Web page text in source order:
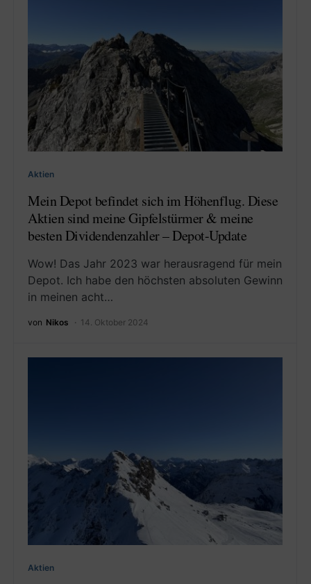
Aktien
Mein Depot befindet sich im Höhenflug. Diese
Aktien sind meine Gipfelstürmer & meine
besten Dividendenzahler – Depot-Update
Wow! Das Jahr 2023 war herausragend für mein
Depot. Ich habe den höchsten absoluten Gewinn
in meinen acht…
von Nikos 14. Oktober 2024
Aktien